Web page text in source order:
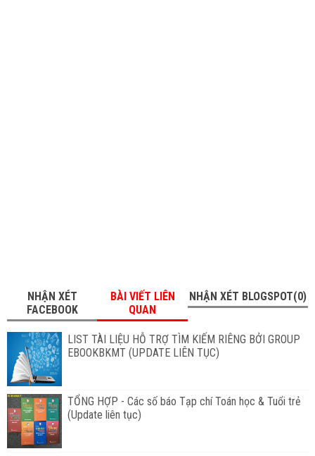
NHẬN XÉT
FACEBOOK
BÀI VIẾT LIÊN
QUAN
NHẬN XÉT BLOGSPOT(0)
LIST TÀI LIỆU HỖ TRỢ TÌM KIẾM RIÊNG BỞI GROUP
EBOOKBKMT (UPDATE LIÊN TỤC)
TỔNG HỢP - Các số báo Tạp chí Toán học & Tuổi trẻ
(Update liên tục)